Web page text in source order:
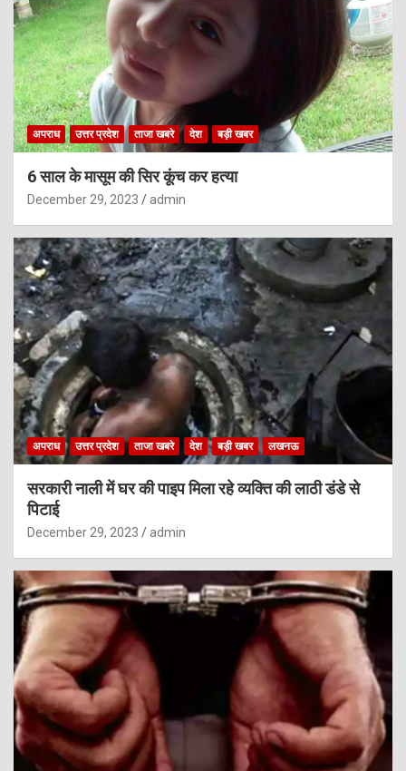
अपराध उत्तर प्रदेश ताजा खबरे देश बड़ी खबर
6 साल के मासूम की सिर कूंच कर हत्या
December 29, 2023 admin
अपराध उत्तर प्रदेश ताजा खबरे देश बड़ी खबर लखनऊ
सरकारी नाली में घर की पाइप मिला रहे व्यक्ति की लाठी डंडे से
पिटाई
December 29, 2023 admin